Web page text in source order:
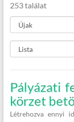
253 találat
Pályázati
körzet
Létrehozva ennyi